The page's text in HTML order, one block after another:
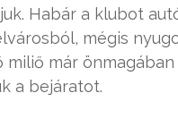
Habár a klubot
mégis
miliő már
a bejáratot.